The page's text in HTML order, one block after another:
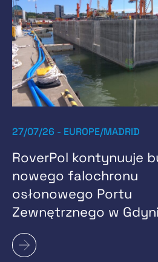
27/07/26 - EUROPE/MADRID
RoverPol kontynuuje
nowego falochronu
osłonowego Portu
Zewnętrznego w